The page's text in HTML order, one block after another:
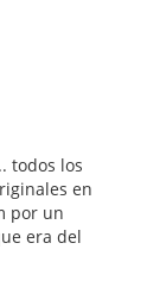
todos los
en
por un
era del